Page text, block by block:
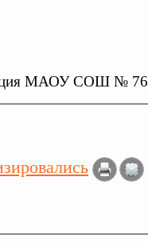
МАОУ СОШ № 76